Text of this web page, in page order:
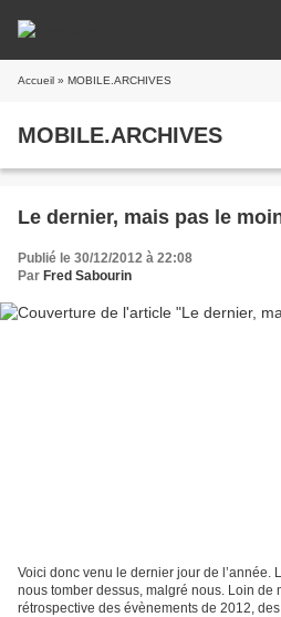
Accueil » MOBILE.ARCHIVES
MOBILE.ARCHIVES
Le dernier, mais pas le
Publié le 30/12/2012 à 22:08
Par Fred Sabourin
Voici donc venu le dernier jour de l’année.
nous tomber dessus, malgré nous. Loin de
rétrospective des évènements de 2012,